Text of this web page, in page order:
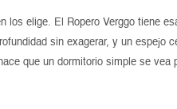
los elige. El Ropero Verggo tiene
sin exagerar, y un espejo
que un dormitorio simple se vea